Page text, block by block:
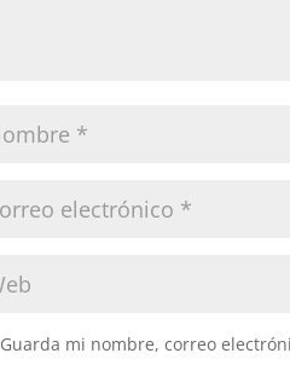
Guarda mi nombre, correo